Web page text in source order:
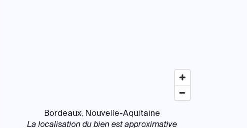
Bordeaux, Nouvelle-Aquitaine
La localisation du bien est approximative